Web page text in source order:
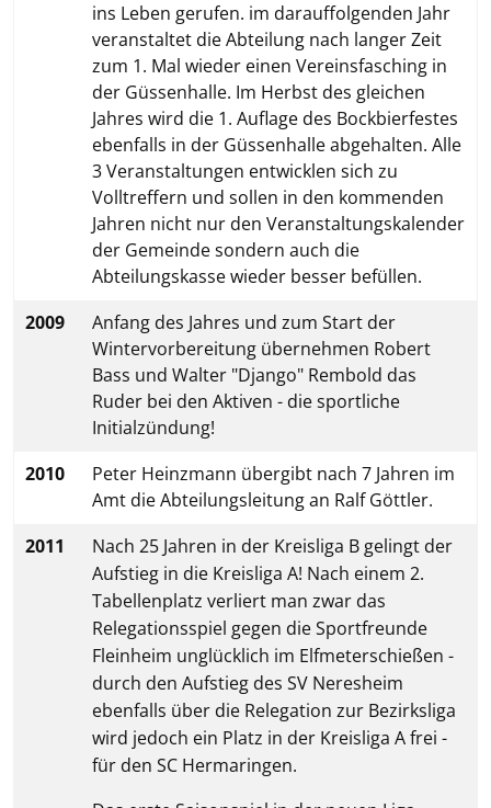
ins Leben gerufen. im darauffolgenden Jahr
veranstaltet die Abteilung nach langer Zeit
zum 1. Mal wieder einen Vereinsfasching in
der Güssenhalle. Im Herbst des gleichen
Jahres wird die 1. Auflage des Bockbierfestes
ebenfalls in der Güssenhalle abgehalten. Alle
3 Veranstaltungen entwicklen sich zu
Volltreffern und sollen in den kommenden
Jahren nicht nur den Veranstaltungskalender
der Gemeinde sondern auch die
Abteilungskasse wieder besser befüllen.
2009
Anfang des Jahres und zum Start der
Wintervorbereitung übernehmen Robert
Bass und Walter "Django" Rembold das
Ruder bei den Aktiven - die sportliche
Initialzündung!
2010
Peter Heinzmann übergibt nach 7 Jahren im
Amt die Abteilungsleitung an Ralf Göttler.
2011
Nach 25 Jahren in der Kreisliga B gelingt der
Aufstieg in die Kreisliga A! Nach einem 2.
Tabellenplatz verliert man zwar das
Relegationsspiel gegen die Sportfreunde
Fleinheim unglücklich im Elfmeterschießen -
durch den Aufstieg des SV Neresheim
ebenfalls über die Relegation zur Bezirksliga
wird jedoch ein Platz in der Kreisliga A frei -
für den SC Hermaringen.